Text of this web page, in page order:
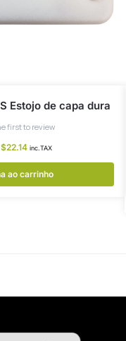
Estojo de capa dura
$22.14 inc.TAX
ao carrinho